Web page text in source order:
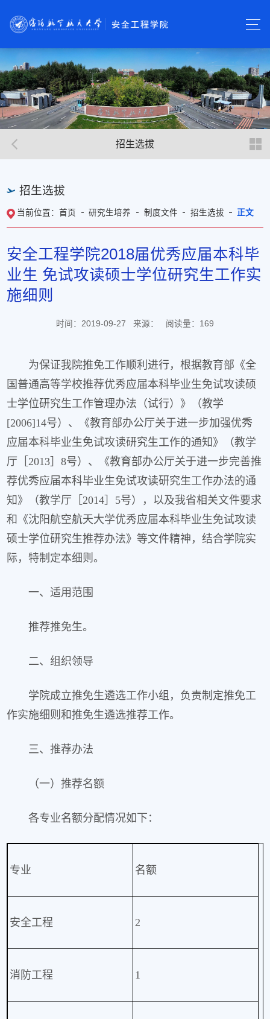
招生选拔
招生选拔
当前位置：首页 研究生培养 制度文件 招生选拔 正文
安全工程学院2018届优秀应届本科毕
业生 免试攻读硕士学位研究生工作实
施细则
时间：2019-09-27 来源： 阅读量： 169
为保证我院推免工作顺利进行，根据教育部《全
国普通高等学校推荐优秀应届本科毕业生免试攻读硕
士学位研究生工作管理办法（试行）》（教学
[2006]14号）、《教育部办公厅关于进一步加强优秀
应届本科毕业生免试攻读研究生工作的通知》（教学
厅［2013］8号）、《教育部办公厅关于进一步完善推
荐优秀应届本科毕业生免试攻读研究生工作办法的通
知》（教学厅［2014］5号），以及我省相关文件要求
和《沈阳航空航天大学优秀应届本科毕业生免试攻读
硕士学位研究生推荐办法》等文件精神，结合学院实
际，特制定本细则。
一、适用范围
推荐推免生。
二、组织领导
学院成立推免生遴选工作小组，负责制定推免工
作实施细则和推免生遴选推荐工作。
三、推荐办法
（一）推荐名额
各专业名额分配情况如下：
专业 名额
安全工程 2
消防工程 1